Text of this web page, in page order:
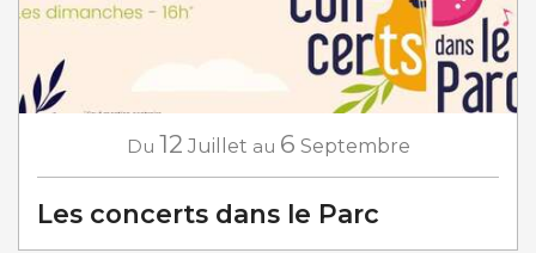
Du 12 Juillet au 6 Septembre
Les concerts dans le Parc